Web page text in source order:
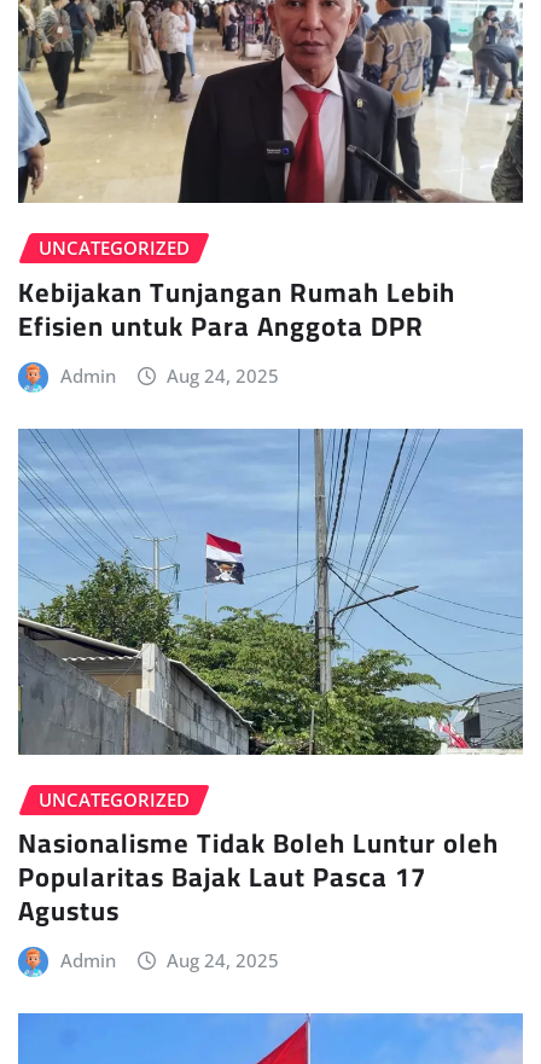
UNCATEGORIZED
Kebijakan Tunjangan Rumah Lebih
Efisien untuk Para Anggota DPR
Admin Aug 24, 2025
UNCATEGORIZED
Nasionalisme Tidak Boleh Luntur oleh
Popularitas Bajak Laut Pasca 17
Agustus
Admin Aug 24, 2025